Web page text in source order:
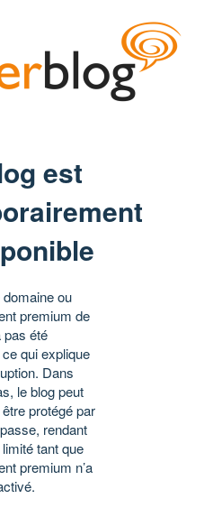
est
ou
premium de
pas été
qui explique
Dans
le blog peut
protégé par
rendant
tant que
premium n’a